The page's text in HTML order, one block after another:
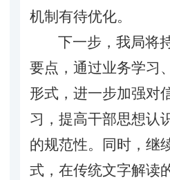
机制有待优化。
下一步，我局将
要点，通过业务学习
形式，进一步加强对
习，提高干部思想认
的规范性。同时，继
式，在传统文字解读